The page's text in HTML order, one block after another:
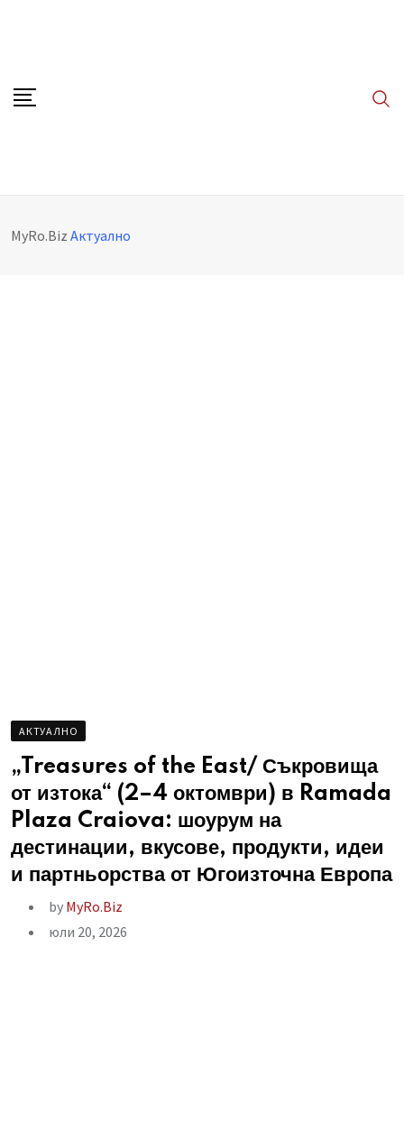
MyRo.Biz Aктуално
AКТУАЛНО
„Treasures of the East/ Съкровища
от изтока“ (2–4 октомври) в Ramada
Plaza Craiova: шоурум на
дестинации, вкусове, продукти, идеи
и партньорства от Югоизточна Европа
by MyRo.Biz
юли 20, 2026